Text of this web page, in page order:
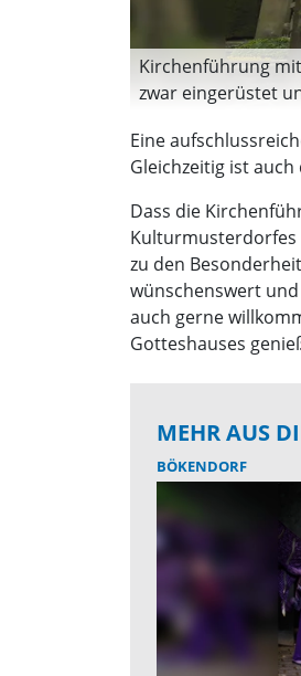
Kirchenführung
zwar eingerüstet
Eine
Gleichzeitig ist
Dass die
Kulturmusterdorfes
zu den
wünschenswert
auch gerne
Gotteshauses
MEHR AUS
BÖKENDORF